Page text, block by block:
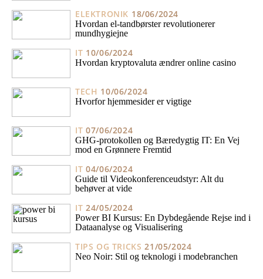
ELEKTRONIK 18/06/2024
Hvordan el-tandbørster revolutionerer
mundhygiejne
IT 10/06/2024
Hvordan kryptovaluta ændrer online casino
TECH 10/06/2024
Hvorfor hjemmesider er vigtige
IT 07/06/2024
GHG-protokollen og Bæredygtig IT: En Vej
mod en Grønnere Fremtid
IT 04/06/2024
Guide til Videokonferenceudstyr: Alt du
behøver at vide
IT 24/05/2024
Power BI Kursus: En Dybdegående Rejse ind i
Dataanalyse og Visualisering
TIPS OG TRICKS 21/05/2024
Neo Noir: Stil og teknologi i modebranchen